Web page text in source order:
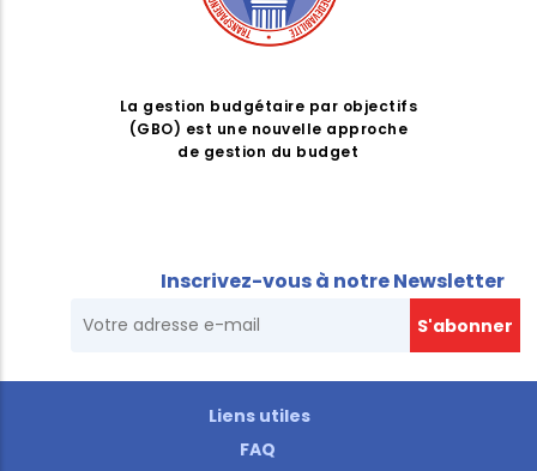
La gestion budgétaire par objectifs
(GBO) est une nouvelle approche
de gestion du budget
Inscrivez-vous à notre Newsletter
Liens utiles
FAQ